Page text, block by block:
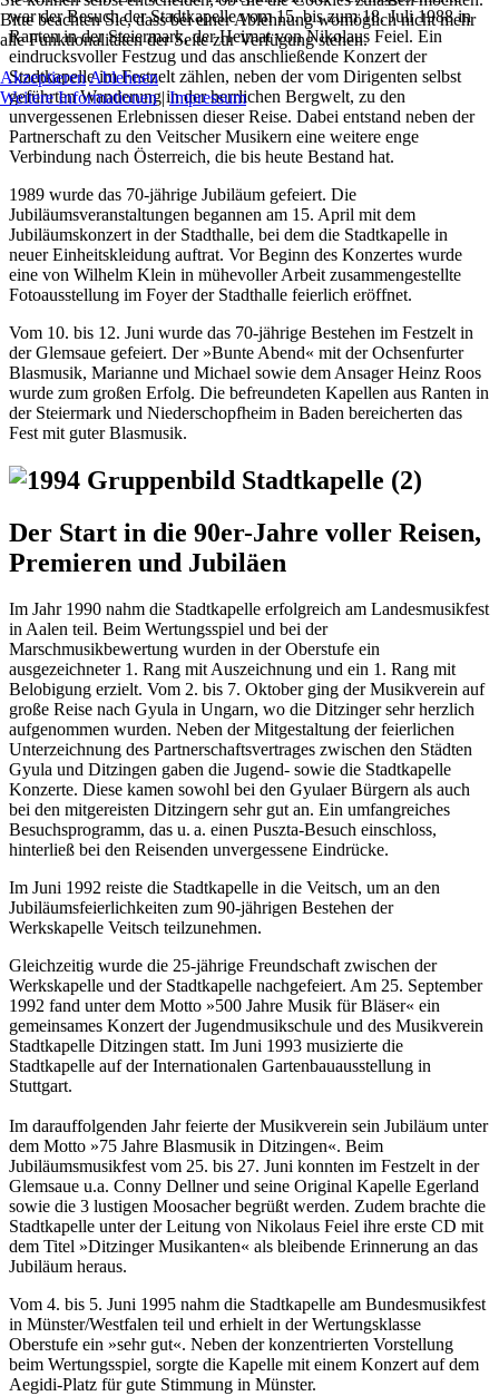
war der Besuch der Stadtkapelle vom 15. bis zum 18. Juli 1988 in
Ranten in der Steiermark, der Heimat von Nikolaus Feiel. Ein
eindrucksvoller Festzug und das anschließende Konzert der
Stadtkapelle im Festzelt zählen, neben der vom Dirigenten selbst
geführten Wanderung in der herrlichen Bergwelt, zu den
unvergessenen Erlebnissen dieser Reise. Dabei entstand neben der
Partnerschaft zu den Veitscher Musikern eine weitere enge
Verbindung nach Österreich, die bis heute Bestand hat.
1989 wurde das 70-jährige Jubiläum gefeiert. Die
Jubiläumsveranstaltungen begannen am 15. April mit dem
Jubiläumskonzert in der Stadthalle, bei dem die Stadtkapelle in
neuer Einheitskleidung auftrat. Vor Beginn des Konzertes wurde
eine von Wilhelm Klein in mühevoller Arbeit zusammengestellte
Fotoausstellung im Foyer der Stadthalle feierlich eröffnet.
Vom 10. bis 12. Juni wurde das 70-jährige Bestehen im Festzelt in
der Glemsaue gefeiert. Der »Bunte Abend« mit der Ochsenfurter
Blasmusik, Marianne und Michael sowie dem Ansager Heinz Roos
wurde zum großen Erfolg. Die befreundeten Kapellen aus Ranten in
der Steiermark und Niederschopfheim in Baden bereicherten das
Fest mit guter Blasmusik.
Der Start in die 90er-Jahre voller Reisen,
Premieren und Jubiläen
Im Jahr 1990 nahm die Stadtkapelle erfolgreich am Landesmusikfest
in Aalen teil. Beim Wertungsspiel und bei der
Marschmusikbewertung wurden in der Oberstufe ein
ausgezeichneter 1. Rang mit Auszeichnung und ein 1. Rang mit
Belobigung erzielt. Vom 2. bis 7. Oktober ging der Musikverein auf
große Reise nach Gyula in Ungarn, wo die Ditzinger sehr herzlich
aufgenommen wurden. Neben der Mitgestaltung der feierlichen
Unterzeichnung des Partnerschaftsvertrages zwischen den Städten
Gyula und Ditzingen gaben die Jugend- sowie die Stadtkapelle
Konzerte. Diese kamen sowohl bei den Gyulaer Bürgern als auch
bei den mitgereisten Ditzingern sehr gut an. Ein umfangreiches
Besuchsprogramm, das u. a. einen Puszta-Besuch einschloss,
hinterließ bei den Reisenden unvergessene Eindrücke.
Im Juni 1992 reiste die Stadtkapelle in die Veitsch, um an den
Jubiläumsfeierlichkeiten zum 90-jährigen Bestehen der
Werkskapelle Veitsch teilzunehmen.
Gleichzeitig wurde die 25-jährige Freundschaft zwischen der
Werkskapelle und der Stadtkapelle nachgefeiert. Am 25. September
1992 fand unter dem Motto »500 Jahre Musik für Bläser« ein
gemeinsames Konzert der Jugendmusikschule und des Musikverein
Stadtkapelle Ditzingen statt. Im Juni 1993 musizierte die
Stadtkapelle auf der Internationalen Gartenbauausstellung in
Stuttgart.
Im darauffolgenden Jahr feierte der Musikverein sein Jubiläum unter
dem Motto »75 Jahre Blasmusik in Ditzingen«. Beim
Jubiläumsmusikfest vom 25. bis 27. Juni konnten im Festzelt in der
Glemsaue u.a. Conny Dellner und seine Original Kapelle Egerland
sowie die 3 lustigen Moosacher begrüßt werden. Zudem brachte die
Stadtkapelle unter der Leitung von Nikolaus Feiel ihre erste CD mit
dem Titel »Ditzinger Musikanten« als bleibende Erinnerung an das
Jubiläum heraus.
Vom 4. bis 5. Juni 1995 nahm die Stadtkapelle am Bundesmusikfest
in Münster/Westfalen teil und erhielt in der Wertungsklasse
Oberstufe ein »sehr gut«. Neben der konzentrierten Vorstellung
beim Wertungsspiel, sorgte die Kapelle mit einem Konzert auf dem
Aegidi-Platz für gute Stimmung in Münster.
Bitte beachten Sie, dass bei einer Ablehnung womöglich nicht mehr
alle Funktionalitäten der Seite zur Verfügung stehen.
Akzeptieren Ablehnen
Weitere Informationen|Impressum